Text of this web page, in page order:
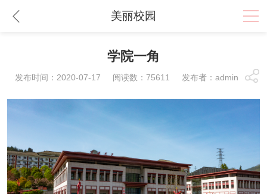
美丽校园
学院一角
发布时间：2020-07-17 阅读数：75611 发布者：admin